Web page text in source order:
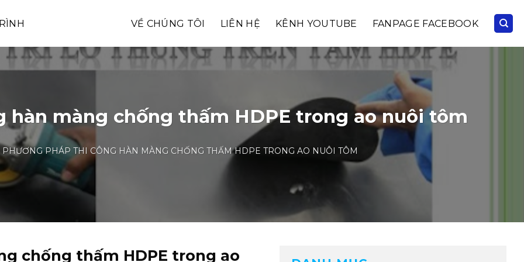
VỀ CHÚNG TÔI LIÊN HỆ KÊNH YOUTUBE FANPAGE FACEBOOK
hàn màng chống thấm HDPE trong ao nuôi tôm
PHƯƠNG PHÁP THI CÔNG HÀN MÀNG CHỐNG THẤM HDPE TRONG AO NUÔI TÔM
chống thấm HDPE trong ao